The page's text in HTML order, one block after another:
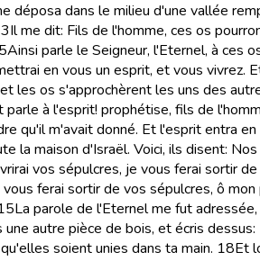
déposa dans le milieu d'une vallée
3Il me dit: Fils de l'homme, ces os
5Ainsi parle le Seigneur, l'Eternel, à ces
en vous un esprit, et vous vivrez.
les os s'approchèrent les uns des
à l'esprit! prophétise, fils de
qu'il m'avait donné. Et l'esprit entra
la maison d'Israël. Voici, ils disent:
vos sépulcres, je vous ferai sortir
ferai sortir de vos sépulcres, ô mon
La parole de l'Eternel me fut
autre pièce de bois, et écris
soient unies dans ta main. 18Et